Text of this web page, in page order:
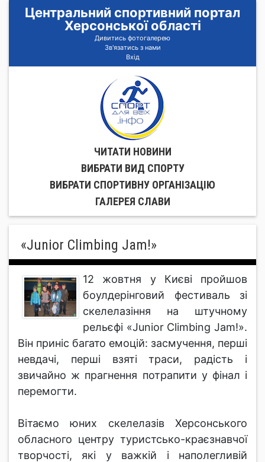
Центральний спортивний портал
Херсонської області
Дивитись фотогалерею
Зв'язатись з нами
Вхід
ЧИТАТИ НОВИНИ
ВИБРАТИ ВИД СПОРТУ
ВИБРАТИ СПОРТИВНУ ОРГАНIЗАЦIЮ
ГАЛЕРЕЯ СЛАВИ
«Junior Climbing Jam!»
12 жовтня у Києві пройшов
боулдерінговий фестиваль зі
скелелазіння на штучному
рельєфі «Junior Climbing Jam!».
Він приніс багато емоцій: засмучення, перші
невдачі, перші взяті траси, радість і
звичайно ж прагнення потрапити у фінал і
перемогти.
Вітаємо юних скелелазів Херсонського
обласного центру туристсько-краєзнавчої
творчості, які у важкій і наполегливій